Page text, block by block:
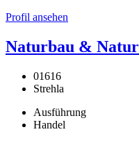
Profil ansehen
Naturbau &
01616
Strehla
Ausführung
Handel